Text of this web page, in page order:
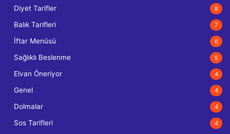
Diyet Tarifler 8
Balık Tarifleri 7
İftar Menüsü 6
Sağlıklı Beslenme 5
Elvan Öneriyor 4
Genel 4
Dolmalar 4
Sos Tarifleri 4